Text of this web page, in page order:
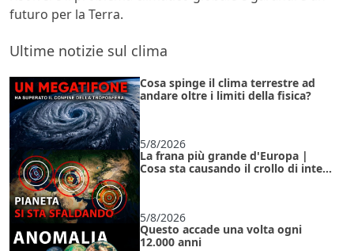
futuro per la Terra.
Ultime notizie sul clima
Cosa spinge il clima terrestre ad
andare oltre i limiti della fisica?
5/8/2026
La frana più grande d'Europa |
Cosa sta causando il crollo di intere
5/8/2026
Questo accade una volta ogni
12.000 anni